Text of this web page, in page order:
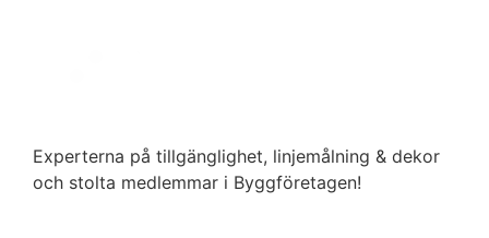
Experterna på tillgänglighet, linjemålning & dekor
och stolta medlemmar i Byggföretagen!